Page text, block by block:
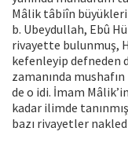
Mâlik tâbiîn
b. Ubeydullah, Ebû
rivayette bulunmuş,
kefenleyip defneden
zamanında
de o idi. İmam
kadar ilimde
bazı rivayetler